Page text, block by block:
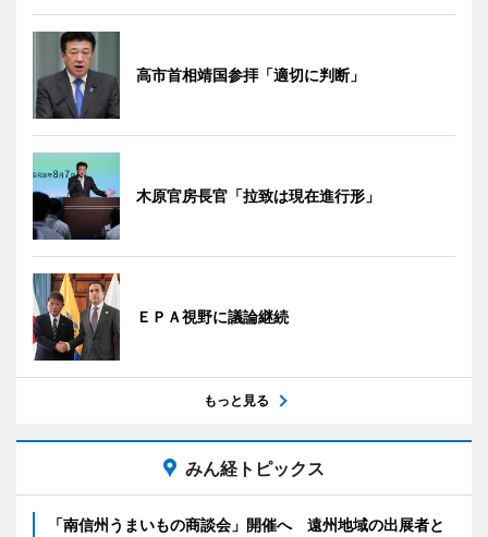
高市首相靖国参拝「適切に判断」
木原官房長官「拉致は現在進行形」
ＥＰＡ視野に議論継続
もっと見る
みん経トピックス
「南信州うまいもの商談会」開催へ 遠州地域の出展者と